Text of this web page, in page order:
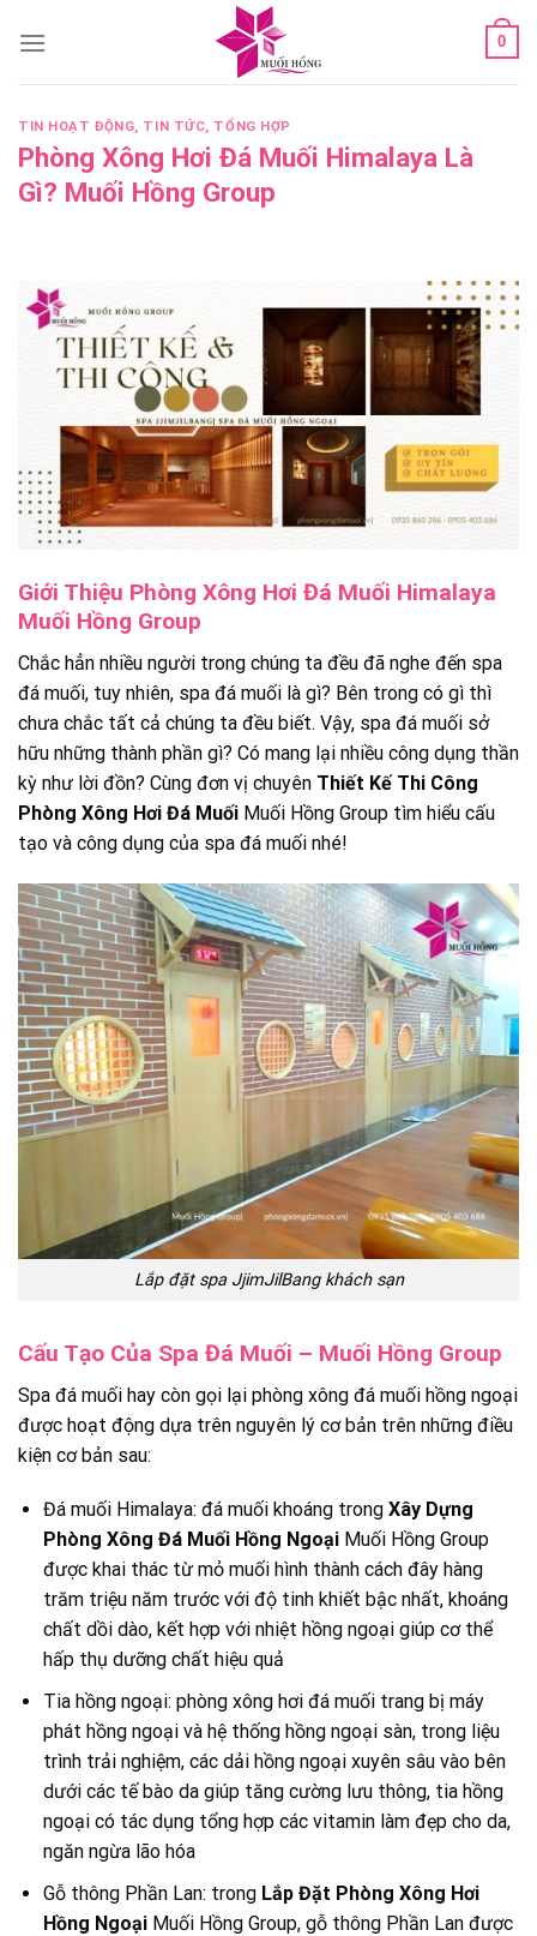
0
TIN HOẠT ĐỘNG, TIN TỨC, TỔNG HỢP
Phòng Xông Hơi Đá Muối Himalaya Là
Gì? Muối Hồng Group
Giới Thiệu Phòng Xông Hơi Đá Muối Himalaya
Muối Hồng Group
Chắc hẳn nhiều người trong chúng ta đều đã nghe đến spa
đá muối, tuy nhiên, spa đá muối là gì? Bên trong có gì thì
chưa chắc tất cả chúng ta đều biết. Vậy, spa đá muối sở
hữu những thành phần gì? Có mang lại nhiều công dụng thần
kỳ như lời đồn? Cùng đơn vị chuyên Thiết Kế Thi Công
Phòng Xông Hơi Đá Muối Muối Hồng Group tìm hiểu cấu
tạo và công dụng của spa đá muối nhé!
Lắp đặt spa JjimJilBang khách sạn
Cấu Tạo Của Spa Đá Muối – Muối Hồng Group
Spa đá muối hay còn gọi lại phòng xông đá muối hồng ngoại
được hoạt động dựa trên nguyên lý cơ bản trên những điều
kiện cơ bản sau:
Đá muối Himalaya: đá muối khoáng trong Xây Dựng
Phòng Xông Đá Muối Hồng NgoạiMuối Hồng Group
được khai thác từ mỏ muối hình thành cách đây hàng
trăm triệu năm trước với độ tinh khiết bậc nhất, khoáng
chất dồi dào, kết hợp với nhiệt hồng ngoại giúp cơ thể
hấp thụ dưỡng chất hiệu quả
Tia hồng ngoại: phòng xông hơi đá muối trang bị máy
phát hồng ngoại và hệ thống hồng ngoại sàn, trong liệu
trình trải nghiệm, các dải hồng ngoại xuyên sâu vào bên
dưới các tế bào da giúp tăng cường lưu thông, tia hồng
ngoại có tác dụng tổng hợp các vitamin làm đẹp cho da,
ngăn ngừa lão hóa
Gỗ thông Phần Lan: trong Lắp Đặt Phòng Xông Hơi
Hồng Ngoại Muối Hồng Group, gỗ thông Phần Lan được